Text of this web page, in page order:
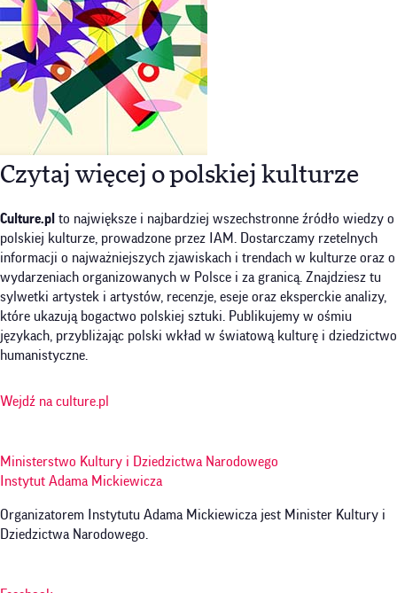
Czytaj więcej o polskiej kulturze
Culture.pl to największe i najbardziej wszechstronne źródło wiedzy o
polskiej kulturze, prowadzone przez IAM. Dostarczamy rzetelnych
informacji o najważniejszych zjawiskach i trendach w kulturze oraz o
wydarzeniach organizowanych w Polsce i za granicą. Znajdziesz tu
sylwetki artystek i artystów, recenzje, eseje oraz eksperckie analizy,
które ukazują bogactwo polskiej sztuki. Publikujemy w ośmiu
językach, przybliżając polski wkład w światową kulturę i dziedzictwo
humanistyczne.
Wejdź na culture.pl
Ministerstwo Kultury i Dziedzictwa Narodowego
Instytut Adama Mickiewicza
Organizatorem Instytutu Adama Mickiewicza jest Minister Kultury i
Dziedzictwa Narodowego.